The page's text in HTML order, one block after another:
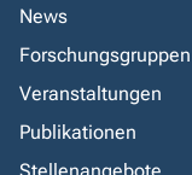
News
Forschungsgruppen
Veranstaltungen
Publikationen